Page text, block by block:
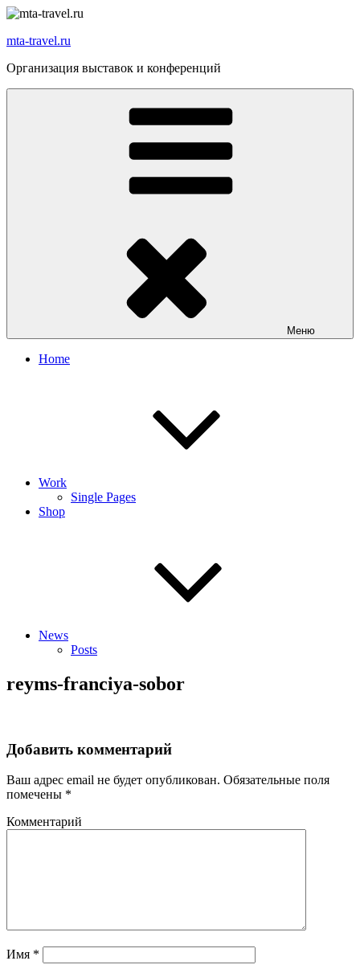
Перейти
содержимому
mta-travel.ru
Организация выставок и конференций
Меню
Home
Work
Single Pages
Shop
News
Posts
reyms-franciya-sobor
Добавить комментарий
Ваш адрес email не будет опубликован. Обязательные поля
помечены *
Комментарий
Имя *